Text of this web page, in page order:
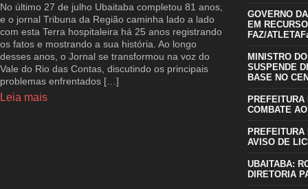
No último 27 de julho Ubaitaba completou 81 anos,
e o jornal Tribuna da Região caminha lado a lado
com esta Terra hospitaleira há 25 anos registrando
os fatos e mostrando a sua história. Ao longo
desses anos, o Jornal se transformou na voz do
Vale do Rio das Contas, discutindo os principais
problemas enfrentados […]
Leia mais
GOVERNO
EM
FAZ/
MINISTRO
SUSPENDE
BASE NO
COMBATE
AVISO DE
UBAITABA:
DIRETORIA